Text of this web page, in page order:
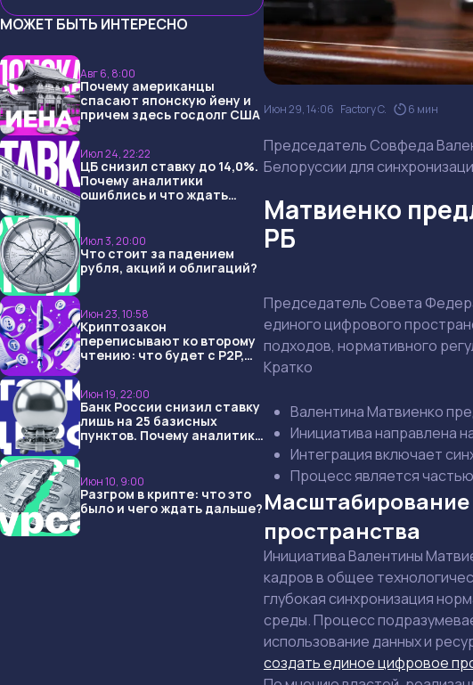
МОЖЕТ БЫТЬ ИНТЕРЕСНО
Авг 6, 8:00
Почему американцы
спасают японскую йену и
причем здесь госдолг США
Июл 24, 22:22
ЦБ снизил ставку до 14,0%.
Почему аналитики
ошиблись и что ждать
Июл 3, 20:00
Что стоит за падением
рубля, акций и облигаций?
Июн 23, 10:58
Криптозакон
переписывают ко второму
чтению: что будет с P2P,
Июн 19, 22:00
Банк России снизил ставку
лишь на 25 базисных
пунктов. Почему аналитики
Июн 10, 9:00
Разгром в крипте: что это
было и чего ждать дальше?
Июн 29, 14:06 Factory C. 6 мин
Председатель Совфеда
Белоруссии для
Матвиенко
РБ
Председатель Совета
единого цифрового
подходов, нормативного
Кратко
Валентина Матвиенко
Инициатива направлена
Интеграция включает
Процесс является
Масштабирование
пространства
Инициатива Валентины
кадров в общее
глубокая синхронизация
среды. Процесс
использование данных и
создать единое цифровое